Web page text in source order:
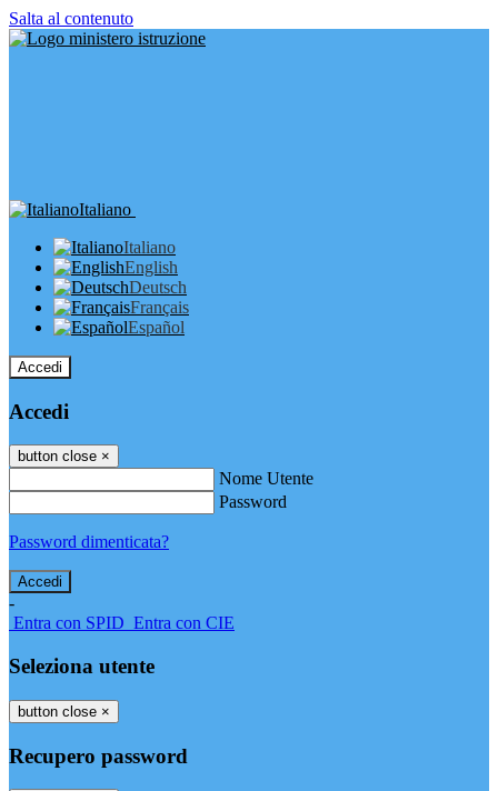
Salta al contenuto
Italiano
Italiano
English
Deutsch
Français
Español
Accedi
Accedi
button close ×
Nome Utente
Password
Password dimenticata?
-
Entra con SPID Entra con CIE
Seleziona utente
button close ×
Recupero password